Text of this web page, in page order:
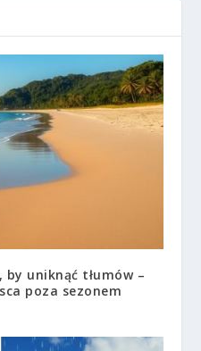
by uniknąć tłumów –
poza sezonem